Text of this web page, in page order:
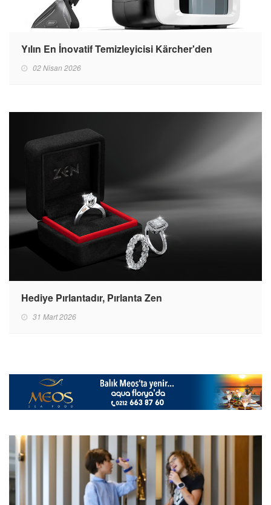
Yılın En İnovatif Temizleyicisi Kärcher'den
02 Nisan 2026
Hediye Pırlantadır, Pırlanta Zen
31 Mart 2026